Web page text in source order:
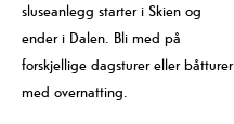
sluseanlegg starter i Skien og
ender i Dalen. Bli med på
forskjellige dagsturer eller båtturer
med overnatting.